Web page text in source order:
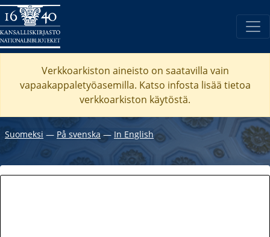
Verkkoarkiston aineisto on saatavilla vain
vapaakappaletyöasemilla. Katso infosta lisää tietoa
verkkoarkiston käytöstä.
Suomeksi ― På svenska― In English